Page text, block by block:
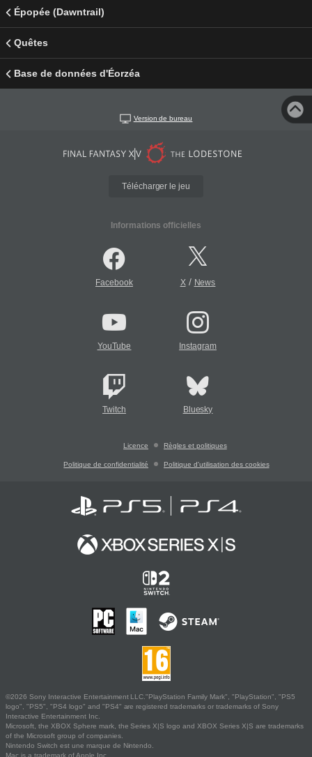
Épopée (Dawntrail)
Quêtes
Base de données d'Éorzéa
Version de bureau
Télécharger le jeu
Informations officielles
Facebook X/ News
YouTube Instagram
Twitch Bluesky
Licence Règles et politiques
Politique de confidentialité Politique d'utilisation des cookies
©2026 Sony Interactive Entertainment LLC."PlayStation Family Mark", "PlayStation", "PS5
logo", "PS5", "PS4 logo" and "PS4" are registered trademarks or trademarks of Sony
Interactive Entertainment Inc.
Microsoft, the XBOX Sphere mark, the Series X|S logo and XBOX Series X|S are trademarks
of the Microsoft group of companies.
Nintendo Switch est une marque de Nintendo.
Mac is a trademark of Apple Inc.